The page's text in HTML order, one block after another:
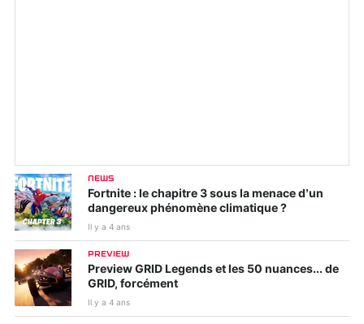
NEWS
Fortnite : le chapitre 3 sous la menace d’un
dangereux phénomène climatique ?
Il y a 4 ans
PREVIEW
Preview GRID Legends et les 50 nuances... de
GRID, forcément
Il y a 4 ans